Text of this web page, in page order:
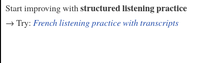
Start improving withstructured listening practice
→ Try: French listening practice with transcripts